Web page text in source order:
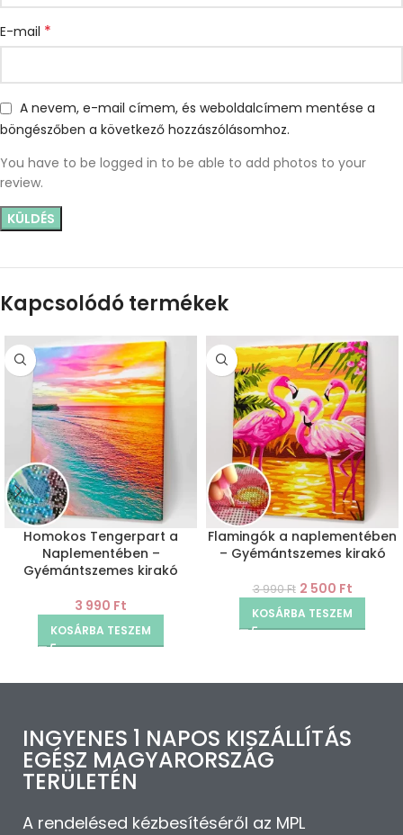
E-mail *
A nevem, e-mail címem, és weboldalcímem mentése a
böngészőben a következő hozzászólásomhoz.
You have to be logged in to be able to add photos to your
review.
Kapcsolódó termékek
Homokos Tengerpart a
Naplementében –
Gyémántszemes kirakó
3 990 Ft
KOSÁRBA TESZEM
Flamingók a naplementében
– Gyémántszemes kirakó
3 990Ft 2 500 Ft
KOSÁRBA TESZEM
INGYENES 1 NAPOS KISZÁLLÍTÁS
EGÉSZ MAGYARORSZÁG
TERÜLETÉN
A rendelésed kézbesítéséről az MPL